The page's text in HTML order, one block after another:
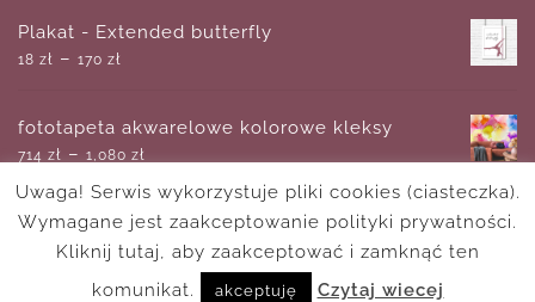
Plakat - Extended butterfly
18 zł – 170 zł
fototapeta akwarelowe kolorowe kleksy
714 zł – 1,080 zł
Plakat z typografią - Find your balance
– 170 zł
Uwaga! Serwis wykorzystuje pliki cookies (ciasteczka).
Wymagane jest zaakceptowanie polityki prywatności.
Kliknij tutaj, aby zaakceptować i zamknąć ten
komunikat.
akceptuję Czytaj wiecej